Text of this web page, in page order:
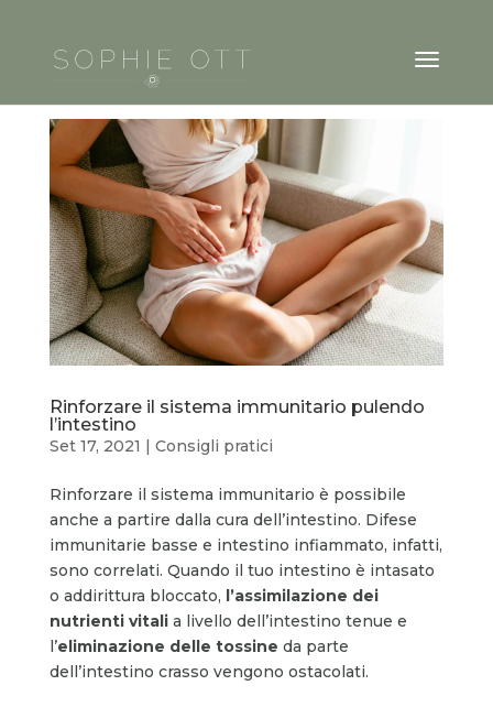
Rinforzare il sistema immunitario pulendo
l’intestino
Set 17, 2021 | Consigli pratici
Rinforzare il sistema immunitario è possibile
anche a partire dalla cura dell’intestino. Difese
immunitarie basse e intestino infiammato, infatti,
sono correlati. Quando il tuo intestino è intasato
o addirittura bloccato, l’assimilazione dei
nutrienti vitalia livello dell’intestino tenue e
l’eliminazione delle tossine da parte
dell’intestino crasso vengono ostacolati.